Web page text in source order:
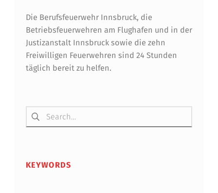
A
T
E
I
N
E
E
Die Berufsfeuerwehr Innsbruck, die
Betriebsfeuerwehren am Flughafen und in der
Justizanstalt Innsbruck sowie die zehn
Freiwilligen Feuerwehren sind 24 Stunden
täglich bereit zu helfen.
Suchen nach:
KEYWORDS